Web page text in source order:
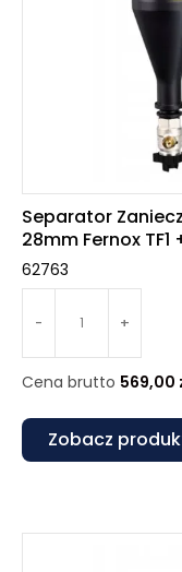
Separator
28mm Fernox TF1
62763
- +
Cena brutto 569,00
Zobacz